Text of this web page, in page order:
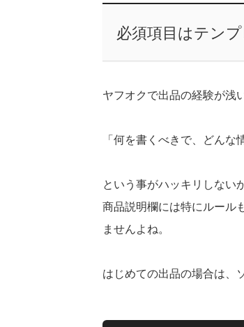
必須項目はテンプ
ヤフオクで出品の経験が浅
「何を書くべきで、どんな
という事がハッキリしない
商品説明欄には特にルール
ませんよね。
はじめての出品の場合は、